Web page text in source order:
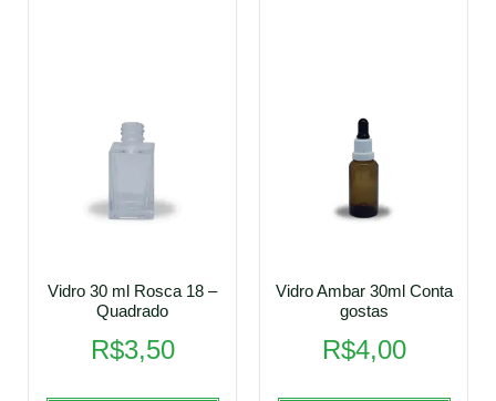
Vidro 30 ml Rosca 18 –
Quadrado
R$3,50
Vidro Ambar 30ml Conta
gostas
R$4,00